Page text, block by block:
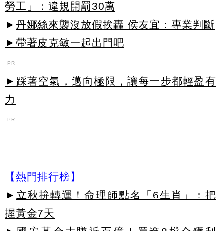
勞工」：違規開罰30萬
► 丹娜絲來襲沒放假挨轟 侯友宜：專業判斷
►帶著皮克敏一起出門吧
PR
►踩著空氣，邁向極限，讓每一步都輕盈有
力
PR
【熱門排行榜】
► 立秋拚轉運！命理師點名「6生肖」：把
握黃金7天